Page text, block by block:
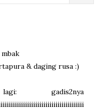
& daging rusa :)
gadis2nya